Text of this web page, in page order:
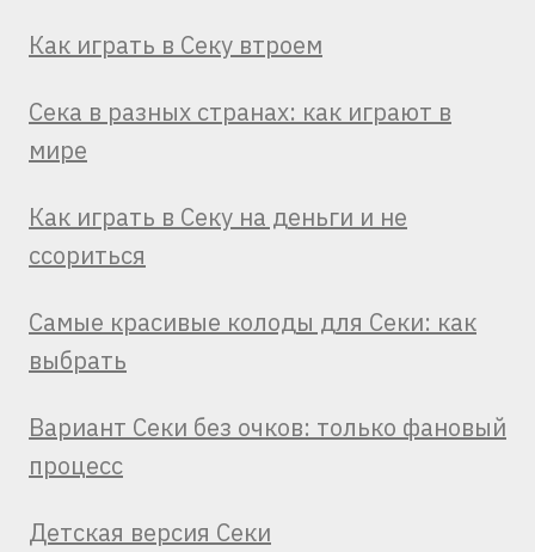
Как играть в Секу втроем
Сека в разных странах: как играют в
мире
Как играть в Секу на деньги и не
ссориться
Самые красивые колоды для Секи: как
выбрать
Вариант Секи без очков: только фановый
процесс
Детская версия Секи